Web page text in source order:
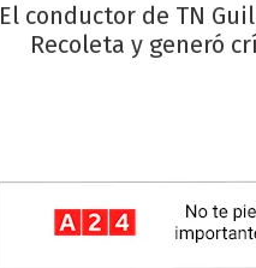
El conductor de TN
Recoleta y generó